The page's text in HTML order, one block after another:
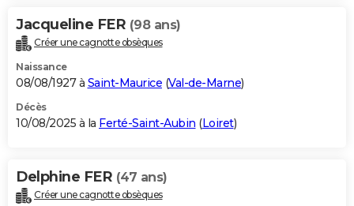
Jacqueline FER (98 ans)
Créer une cagnotte obsèques
Naissance
08/08/1927 à Saint-Maurice (Val-de-Marne)
Décès
10/08/2025 à la Ferté-Saint-Aubin (Loiret)
Delphine FER (47 ans)
Créer une cagnotte obsèques